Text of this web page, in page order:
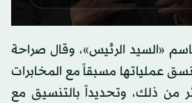
seconds
of
seconds
«السيد الرئيس»، وقال صراحة
عملياتها مسبقاً مع المخابرات
من ذلك، وتحديداً بالتنسيق مع